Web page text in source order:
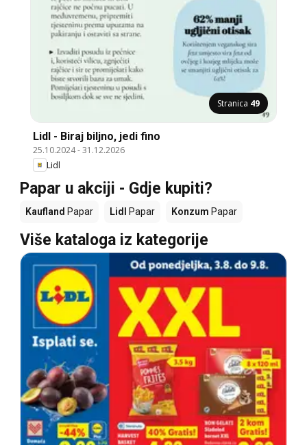
Stranica 49
Lidl - Biraj biljno, jedi fino
25.10.2024-31.12.2026
Lidl
Papar u akciji - Gdje kupiti?
Kaufland Papar Lidl Papar Konzum Papar
Više kataloga iz kategorije